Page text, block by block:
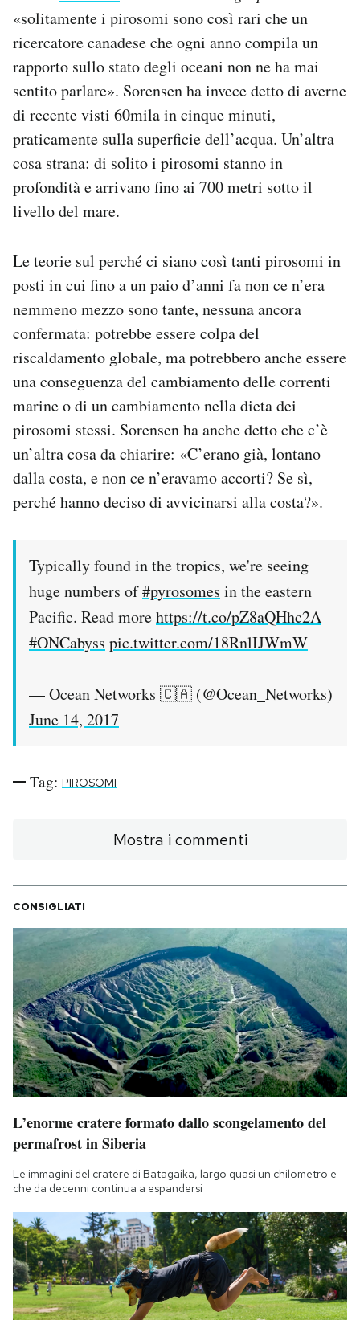
«solitamente i pirosomi sono così rari che un
ricercatore canadese che ogni anno compila un
rapporto sullo stato degli oceani non ne ha mai
sentito parlare». Sorensen ha invece detto di averne
di recente visti 60mila in cinque minuti,
praticamente sulla superficie dell’acqua. Un’altra
cosa strana: di solito i pirosomi stanno in
profondità e arrivano fino ai 700 metri sotto il
livello del mare.
Le teorie sul perché ci siano così tanti pirosomi in
posti in cui fino a un paio d’anni fa non ce n’era
nemmeno mezzo sono tante, nessuna ancora
confermata: potrebbe essere colpa del
riscaldamento globale, ma potrebbero anche essere
una conseguenza del cambiamento delle correnti
marine o di un cambiamento nella dieta dei
pirosomi stessi. Sorensen ha anche detto che c’è
un’altra cosa da chiarire: «C’erano già, lontano
dalla costa, e non ce n’eravamo accorti? Se sì,
perché hanno deciso di avvicinarsi alla costa?».
Typically found in the tropics, we're seeing
huge numbers of#pyrosomes in the eastern
Pacific. Read morehttps://t.co/pZ8aQHhc2A
#ONCabyss pic.twitter.com/18RnlIJWmW
— Ocean Networks 🇨🇦 (@Ocean_Networks)
June 14, 2017
Tag: PIROSOMI
Mostra i commenti
CONSIGLIATI
L’enorme cratere formato dallo scongelamento del
permafrost in Siberia
Le immagini del cratere di Batagaika, largo quasi un chilometro e
che da decenni continua a espandersi